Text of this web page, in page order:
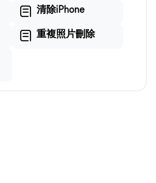
清除iPhone
重複照片刪除